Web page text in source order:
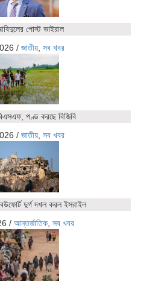
পোস্ট ভাইরাল
/ জাতীয়, সব খবর
পণ্ড করছে বিজিবি
/ জাতীয়, সব খবর
বউফোর্ট দুর্গ দখল করল ইসরাইল
/ আন্তর্জাতিক, সব খবর